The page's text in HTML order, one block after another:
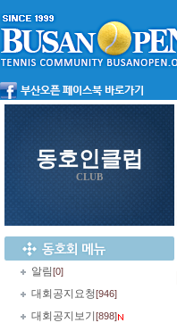
동호인클럽
CLUB
알림[0]
대회공지요청[946]
대회공지보기 [898]